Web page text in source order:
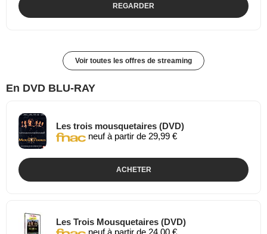
REGARDER
Voir toutes les offres de streaming
En DVD BLU-RAY
Les trois mousquetaires (DVD)
neuf à partir de 29,99 €
ACHETER
Les Trois Mousquetaires (DVD)